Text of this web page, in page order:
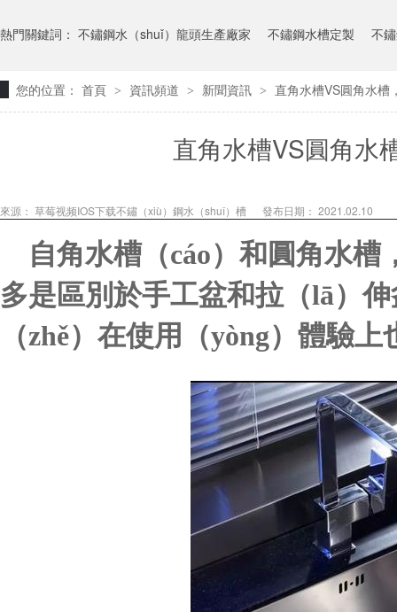
熱門關鍵詞： 不鏽鋼水（shuǐ）龍頭生產廠家 不鏽鋼水槽定製 不
您的位置： 首頁 > 資訊頻道 > 新聞資訊 > 直角水槽VS圓角水槽
直角水槽VS圓角水
來源： 草莓视频IOS下载不鏽（xiù）鋼水（shuǐ）槽 發布日期： 2021.02.10
自角水槽（cáo）和圓角水
多是區別於手工盆和拉（lā）
（zhě）在使用（yòng）體驗